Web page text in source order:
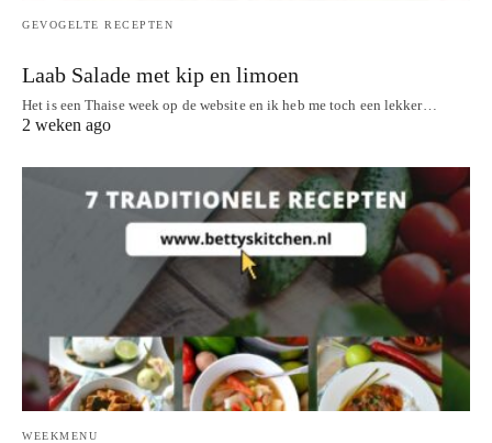
GEVOGELTE RECEPTEN
Laab Salade met kip en limoen
Het is een Thaise week op de website en ik heb me toch een lekker…
2 weken ago
WEEKMENU